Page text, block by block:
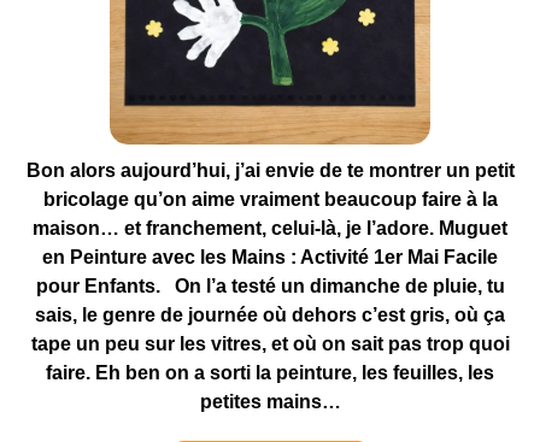
Bon alors aujourd’hui, j’ai envie de te montrer un petit
bricolage qu’on aime vraiment beaucoup faire à la
maison… et franchement, celui-là, je l’adore. Muguet
en Peinture avec les Mains : Activité 1er Mai Facile
pour Enfants. On l’a testé un dimanche de pluie, tu
sais, le genre de journée où dehors c’est gris, où ça
tape un peu sur les vitres, et où on sait pas trop quoi
faire. Eh ben on a sorti la peinture, les feuilles, les
petites mains…